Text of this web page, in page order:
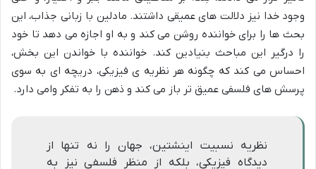
وجود خدا نیز دلالت های عمیقی داشتند. مادلین با زبانی جذاب، این
بحث ها را برای خواننده روشن می کند و به او اجازه می دهد تا خود
را درگیر این مباحث بنیادین کند. خواننده با خواندن این بخش،
احساس می کند که چگونه هر نظریه ی فیزیکی، دریچه ای به سوی
پرسش های فلسفی عمیق تر باز می کند و ذهن را به تفکر وامی دارد.
نظریه نسبیت اینشتین، جهان را نه تنها از
دیدگاه فیزیکی، بلکه از منظر فلسفی نیز به